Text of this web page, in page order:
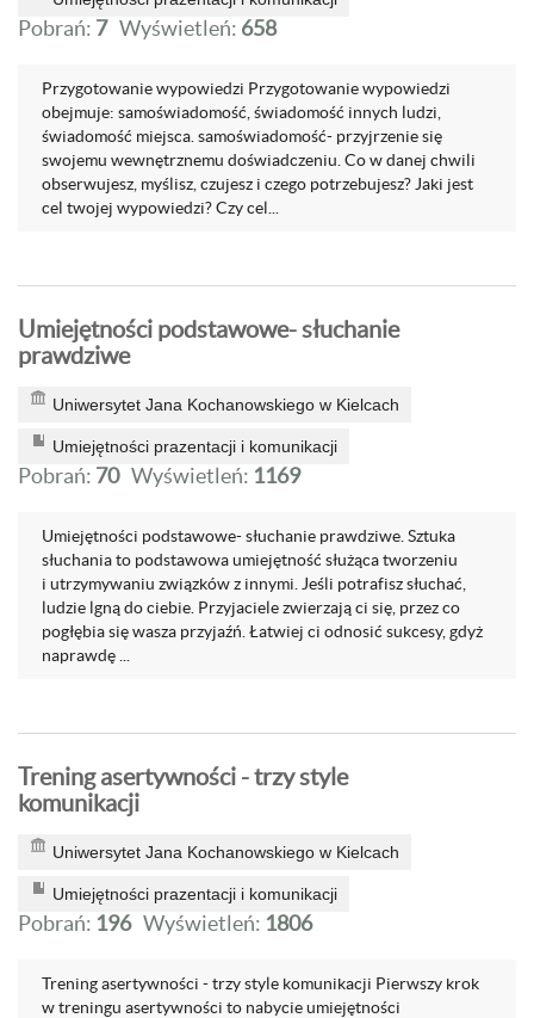
Pobrań: 7 Wyświetleń: 658
Przygotowanie wypowiedzi Przygotowanie wypowiedzi
obejmuje: samoświadomość, świadomość innych ludzi,
świadomość miejsca. samoświadomość- przyjrzenie się
swojemu wewnętrznemu doświadczeniu. Co w danej chwili
obserwujesz, myślisz, czujesz i czego potrzebujesz? Jaki jest
cel twojej wypowiedzi? Czy cel...
Umiejętności podstawowe- słuchanie
prawdziwe
Uniwersytet Jana Kochanowskiego w Kielcach
Umiejętności prazentacji i komunikacji
Pobrań: 70 Wyświetleń: 1169
Umiejętności podstawowe- słuchanie prawdziwe. Sztuka
słuchania to podstawowa umiejętność służąca tworzeniu
i utrzymywaniu związków z innymi. Jeśli potrafisz słuchać,
ludzie lgną do ciebie. Przyjaciele zwierzają ci się, przez co
pogłębia się wasza przyjaźń. Łatwiej ci odnosić sukcesy, gdyż
naprawdę ...
Trening asertywności - trzy style
komunikacji
Uniwersytet Jana Kochanowskiego w Kielcach
Umiejętności prazentacji i komunikacji
Pobrań: 196 Wyświetleń: 1806
Trening asertywności - trzy style komunikacji Pierwszy krok
w treningu asertywności to nabycie umiejętności